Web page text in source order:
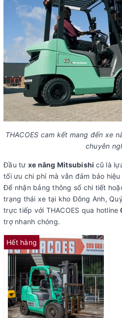
THACOES cam kết mang đến xe
chuyên
Đầu tư xe nâng Mitsubishi cũ là
tối ưu chi phí mà vẫn đảm bảo
Để nhận bảng thông số chi tiết
trạng thái xe tại kho Đông Anh,
trực tiếp với THACOES qua hotline
trợ nhanh chóng.
Hết hàng